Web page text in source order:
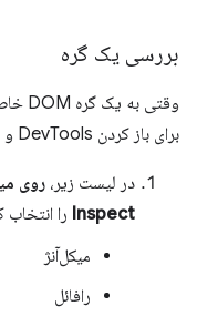
بررسی یک گره
وقتی به یک گره DOM خاص علاقه‌مند هستید،
برای باز کردن DevTools و بررسی آن گره است.
در لیست زیر، روی
Inspect را انتخاب
میکل‌آنژ
رافائل